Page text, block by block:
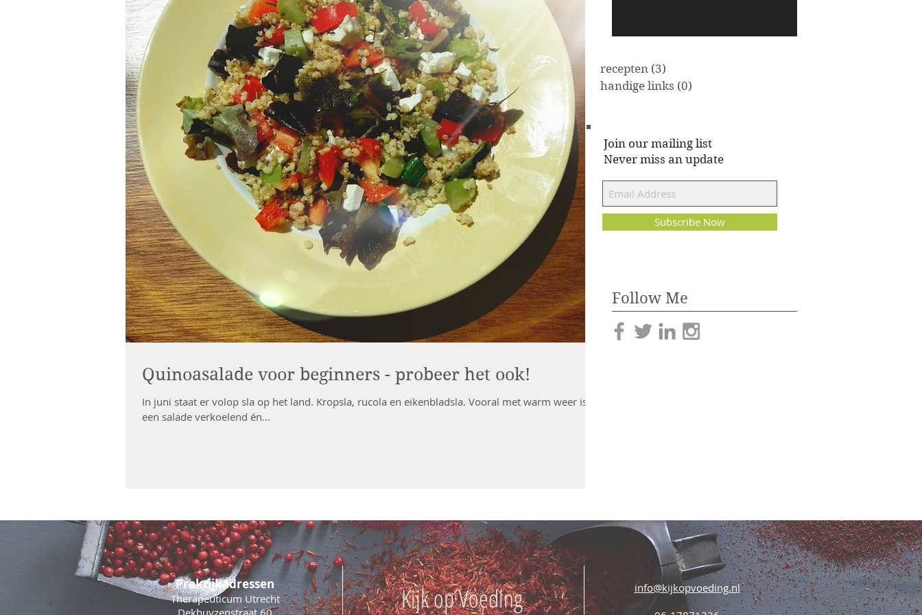
Quinoasalade voor beginners - probeer het ook!
In juni staat er volop sla op het land. Kropsla, rucola en eikenbladsla. Vooral met warm weer is
een salade verkoelend én...
recepten (3)
handige links (0)
Join our mailing list
Never miss an update
Subscribe Now
Follow Me
Praktijkadressen
Therapeuticum Utrecht
Dekhuyzenstraat 60
Kijk op Voeding
info@kijkopvoeding.nl